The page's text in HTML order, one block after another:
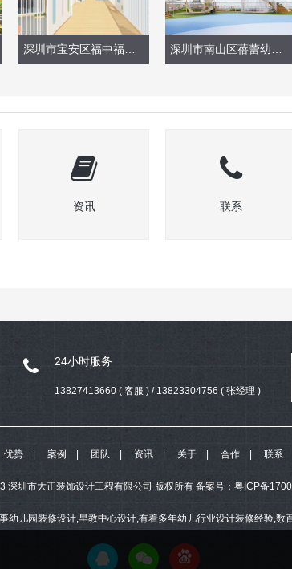
深圳市宝安区福中福幼儿园（户外玩具） 深圳市南山区蓓蕾幼儿园（户外大型玩具）
资讯 联系
24小时服务
13827413660 ( 客服 ) / 13823304756 ( 张经理 )
优势 案例 团队 资讯 关于 合作 联系
深圳市大正装饰设计工程有限公司 版权所有 备案号： 粤ICP备
幼儿园装修设计,早教中心设计,有着多年幼儿行业设计装修经验,数